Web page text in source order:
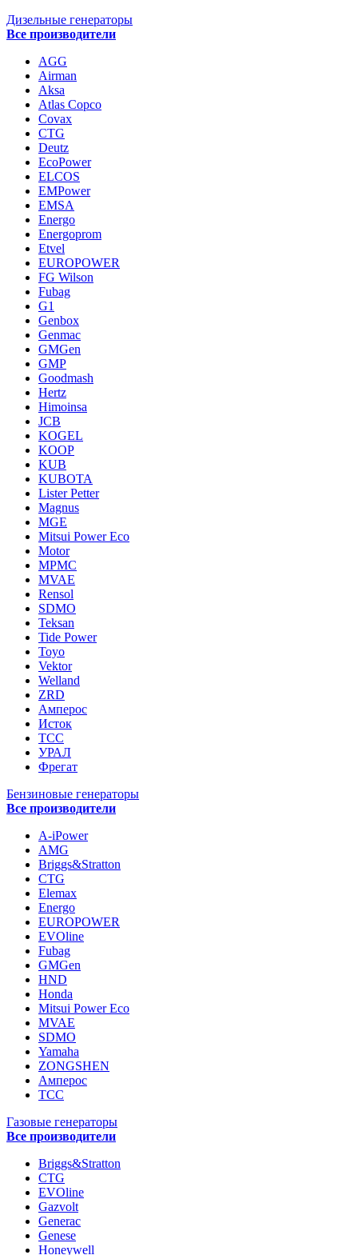
Дизельные генераторы
Все производители
AGG
Airman
Aksa
Atlas Copco
Covax
CTG
Deutz
EcoPower
ELCOS
EMPower
EMSA
Energo
Energoprom
Etvel
EUROPOWER
FG Wilson
Fubag
G1
Genbox
Genmac
GMGen
GMP
Goodmash
Hertz
Himoinsa
JCB
KOGEL
KOOP
KUB
KUBOTA
Lister Petter
Magnus
MGE
Mitsui Power Eco
Motor
MPMC
MVAE
Rensol
SDMO
Teksan
Tide Power
Toyo
Vektor
Welland
ZRD
Амперос
Исток
ТСС
УРАЛ
Фрегат
Бензиновые генераторы
Все производители
A-iPower
AMG
Briggs&Stratton
CTG
Elemax
Energo
EUROPOWER
EVOline
Fubag
GMGen
HND
Honda
Mitsui Power Eco
MVAE
SDMO
Yamaha
ZONGSHEN
Амперос
ТСС
Газовые генераторы
Все производители
Briggs&Stratton
CTG
EVOline
Gazvolt
Generac
Genese
Honeywell